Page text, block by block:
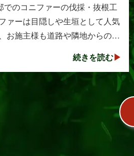
でのコニファーの伐採・抜根工
ァーは目隠しや生垣として人気
お施主様も道路や隣地からの視
もに想像以上に大きく成長し、
続きを読む